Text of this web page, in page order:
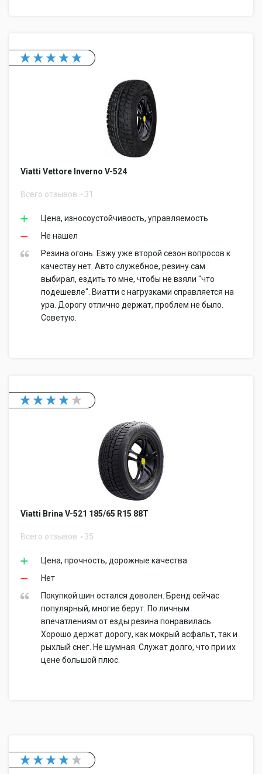
Viatti Vettore Inverno V-524
Всего отзывов 31
Цена, износоустойчивость, управляемость
Не нашел
Резина огонь. Езжу уже второй сезон вопросов к
качеству нет. Авто служебное, резину сам
выбирал, ездить то мне, чтобы не взяли "что
подешевле". Виатти с нагрузками справляется на
ура. Дорогу отлично держат, проблем не было.
Советую.
Viatti Brina V-521 185/65 R15 88T
Всего отзывов 35
Цена, прочность, дорожные качества
Нет
Покупкой шин остался доволен. Бренд сейчас
популярный, многие берут. По личным
впечатлениям от езды резина понравилась.
Хорошо держат дорогу, как мокрый асфальт, так и
рыхлый снег. Не шумная. Служат долго, что при их
цене большой плюс.